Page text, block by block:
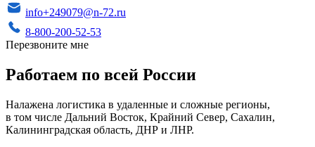
info+249079@n-72.ru
8-800-200-52-53
Перезвоните мне
Работаем по всей России
Налажена логистика в удаленные и сложные регионы,
в том числе Дальний Восток, Крайний Север, Сахалин,
Калининградская область, ДНР и ЛНР.